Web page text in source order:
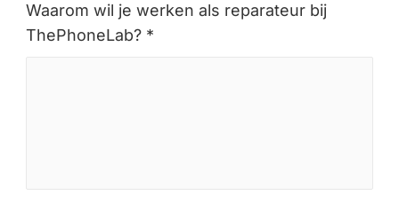
Waarom wil je werken als reparateur bij
ThePhoneLab? *